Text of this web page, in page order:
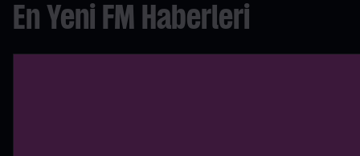
En Yeni FM Haberleri